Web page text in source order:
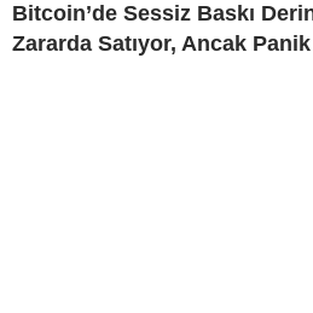
Bitcoin’de Sessiz Baskı
Zararda Satıyor, Ancak